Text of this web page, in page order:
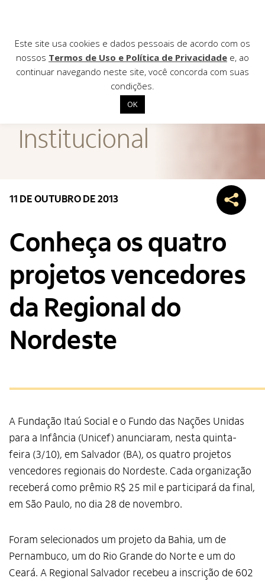
Institucional
Editais
Contato
Institucional
11 DE OUTUBRO DE 2013
Conheça os quatro
projetos vencedores
da Regional do
Nordeste
A Fundação Itaú Social e o Fundo das Nações Unidas
para a Infância (Unicef) anunciaram, nesta quinta-
feira (3/10), em Salvador (BA), os quatro projetos
vencedores regionais do Nordeste. Cada organização
receberá como prêmio R$ 25 mil e participará da final,
em São Paulo, no dia 28 de novembro.
Foram selecionados um projeto da Bahia, um de
Pernambuco, um do Rio Grande do Norte e um do
Ceará. A Regional Salvador recebeu a inscrição de 602
Este site usa cookies e dados pessoais de acordo com os
nossos Termos de Uso e Política de Privacidade e, ao
continuar navegando neste site, você concorda com suas
condições.
OK